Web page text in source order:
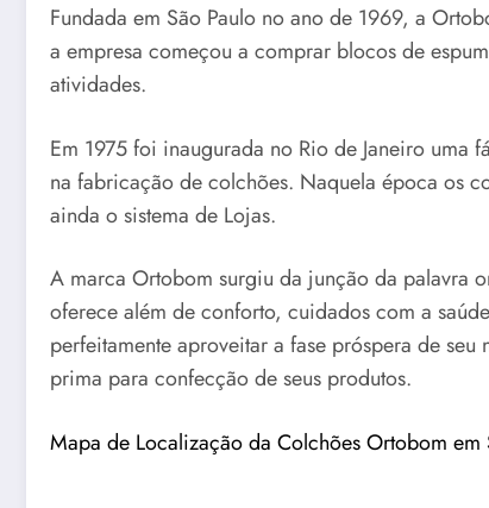
Fundada em São Paulo no ano de 1969, a
a empresa começou a comprar blocos de
atividades.
Em 1975 foi inaugurada no Rio de Janeiro uma
na fabricação de colchões. Naquela época os
ainda o sistema de Lojas.
A marca Ortobom surgiu da junção da palavra
oferece além de conforto, cuidados com a
perfeitamente aproveitar a fase próspera de
prima para confecção de seus produtos.
Mapa de Localização da Colchões Ortobom